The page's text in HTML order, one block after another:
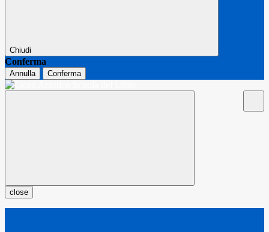
Chiudi
Conferma
Annulla Conferma
close